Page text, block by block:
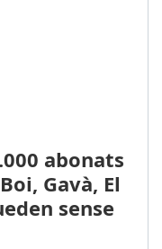
abonats
Gavà, El
sense